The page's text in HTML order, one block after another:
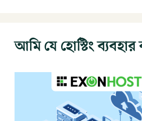
আমি যে হোস্টিং ব্যবহার